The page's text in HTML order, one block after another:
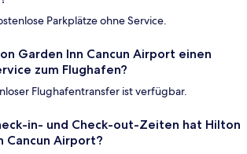
Parkplätze ohne Service.
Garden Inn Cancun Airport einen
zum Flughafen?
Flughafentransfer ist verfügbar.
in- und Check-out-Zeiten hat Hilton
Cancun Airport?